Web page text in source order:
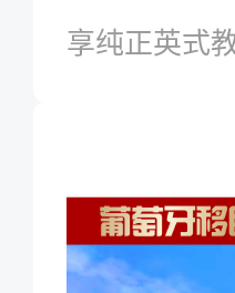
享纯正英式